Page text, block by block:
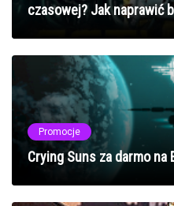
czasowej? Jak naprawić
Promocje
Crying Suns za darmo na